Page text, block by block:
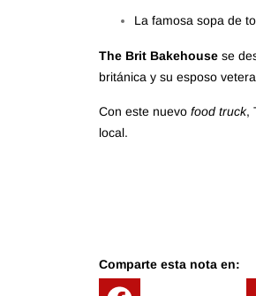
La famosa sopa de
The Brit Bakehouse se
británica y su esposo
Con este nuevo food truck,
local.
Comparte esta nota en: